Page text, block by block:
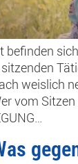
befinden
weislich
vom